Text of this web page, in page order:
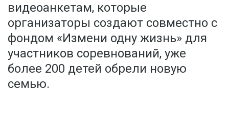
видеоанкетам, которые
организаторы создают совместно с
фондом «Измени одну жизнь» для
участников соревнований, уже
более 200 детей обрели новую
семью.